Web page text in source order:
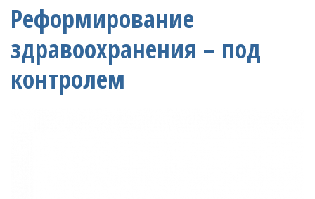
Реформирование
здравоохранения – под
контролем